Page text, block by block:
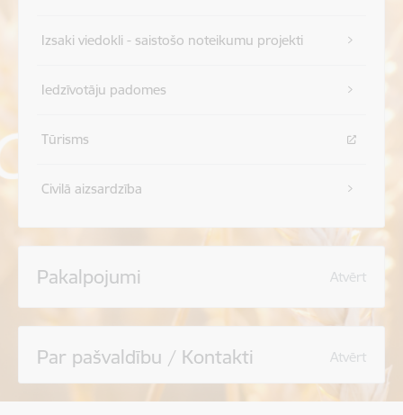
Izsaki viedokli - saistošo noteikumu projekti
Iedzīvotāju padomes
Tūrisms
Civilā aizsardzība
Pakalpojumi Atvērt
Par pašvaldību / Kontakti Atvērt